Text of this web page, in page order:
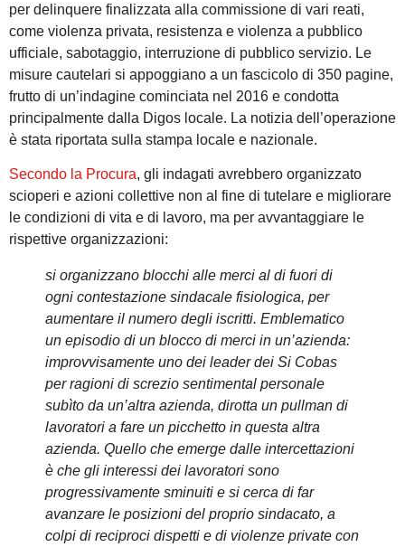
per delinquere finalizzata alla commissione di vari reati,
come violenza privata, resistenza e violenza a pubblico
ufficiale, sabotaggio, interruzione di pubblico servizio. Le
misure cautelari si appoggiano a un fascicolo di 350 pagine,
frutto di un’indagine cominciata nel 2016 e condotta
principalmente dalla Digos locale. La notizia dell’operazione
è stata riportata sulla stampa locale e nazionale.
Secondo la Procura, gli indagati avrebbero organizzato
scioperi e azioni collettive non al fine di tutelare e migliorare
le condizioni di vita e di lavoro, ma per avvantaggiare le
rispettive organizzazioni:
si organizzano blocchi alle merci al di fuori di
ogni contestazione sindacale fisiologica, per
aumentare il numero degli iscritti. Emblematico
un episodio di un blocco di merci in un’azienda:
improvvisamente uno dei leader dei Si Cobas
per ragioni di screzio sentimental personale
subìto da un’altra azienda, dirotta un pullman di
lavoratori a fare un picchetto in questa altra
azienda. Quello che emerge dalle intercettazioni
è che gli interessi dei lavoratori sono
progressivamente sminuiti e si cerca di far
avanzare le posizioni del proprio sindacato, a
colpi di reciproci dispetti e di violenze private con